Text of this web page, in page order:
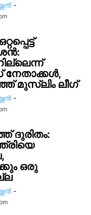
-
മുസ്ലിം ലീഗ്
-
ദുരിതം:
ഒരു
-